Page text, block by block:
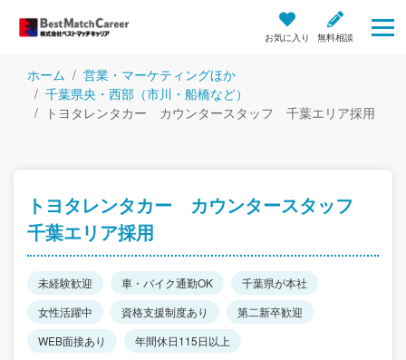
お気に入り 無料相談
ホーム
営業・マーケティングほか
千葉県央・西部（市川・船橋など）
トヨタレンタカー カウンタースタッフ 千葉エリア採用
トヨタレンタカー カウンタースタッフ
千葉エリア採用
未経験歓迎 車・バイク通勤OK
千葉県が本社
女性活躍中
資格支援制度あり
第二新卒歓迎
WEB面接あり
年間休日115日以上